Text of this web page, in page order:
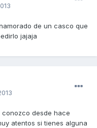
de un casco que
jajaja
desde hace
atentos si tienes alguna